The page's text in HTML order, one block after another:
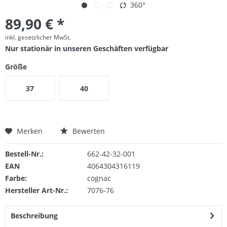
360°
89,90 € *
inkl. gesetzlicher MwSt.
Nur stationär in unseren Geschäften verfügbar
Größe
37 40
Merken Bewerten
Bestell-Nr.:
662-42-32-001
EAN
4064304316119
Farbe:
cognac
Hersteller Art-Nr.:
7076-76
Beschreibung